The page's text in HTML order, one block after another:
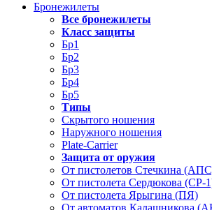
Бронежилеты
Все бронежилеты
Класс защиты
Бр1
Бр2
Бр3
Бр4
Бр5
Типы
Скрытого ношения
Наружного ношения
Plate-Carrier
Защита от оружия
От пистолетов Стечкина
От пистолета Сердюкова (СР-
От пистолета Ярыгина (ПЯ)
От автоматов Калашникова